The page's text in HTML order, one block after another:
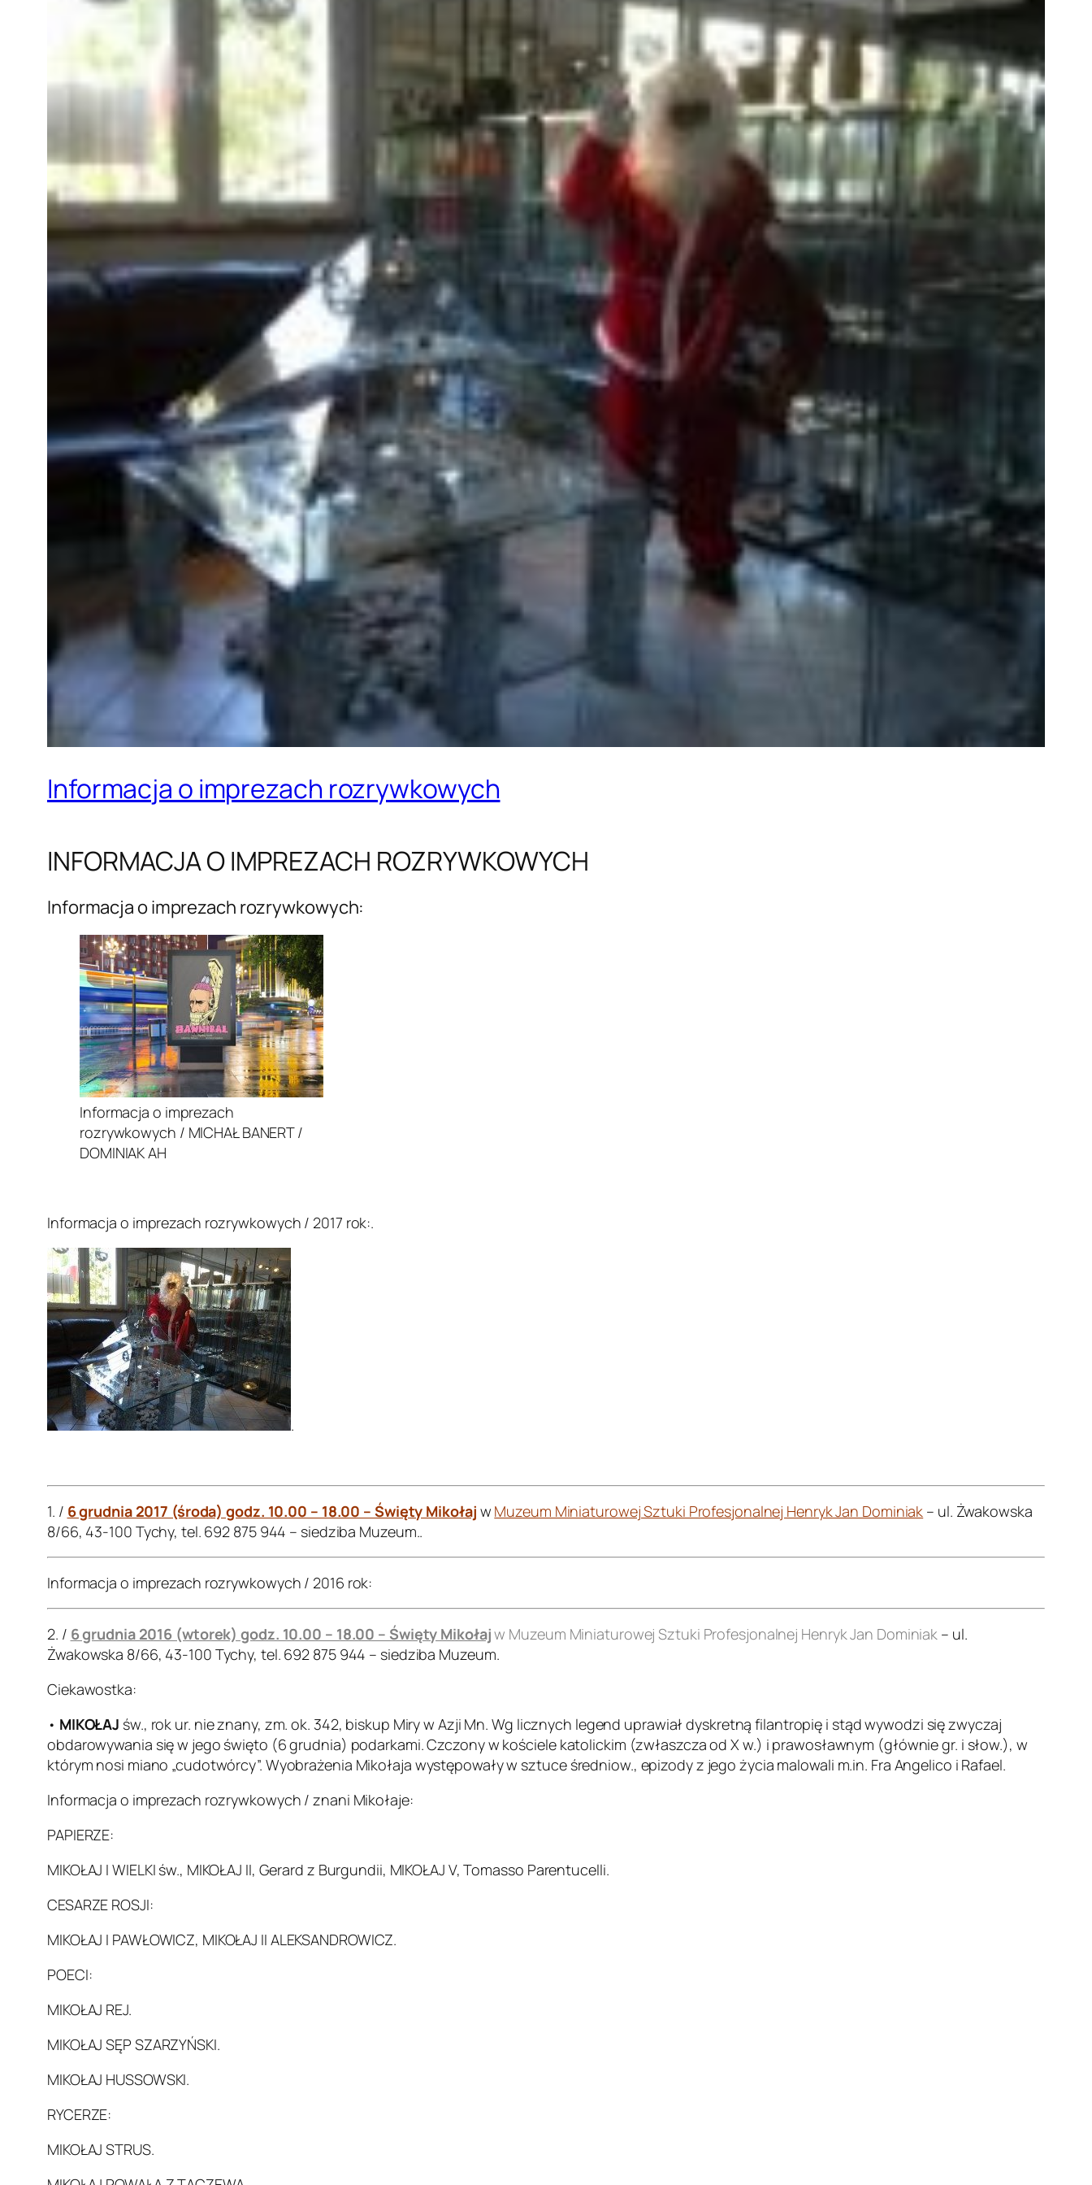
Informacja o imprezach rozrywkowych
INFORMACJA O IMPREZACH ROZRYWKOWYCH
Informacja o imprezach rozrywkowych:
Informacja o imprezach
rozrywkowych / MICHAŁ BANERT /
DOMINIAK AH
Informacja o imprezach rozrywkowych / 2017 rok:.
.
1. / 6 grudnia 2017 (środa) godz. 10.00 – 18.00 – Święty Mikołaj w Muzeum Miniaturowej Sztuki Profesjonalnej Henryk Jan Dominiak – ul. Żwakowska
8/66, 43-100 Tychy, tel. 692 875 944 – siedziba Muzeum..
Informacja o imprezach rozrywkowych / 2016 rok:
2. / 6 grudnia 2016 (wtorek) godz. 10.00 – 18.00 – Święty Mikołajw Muzeum Miniaturowej Sztuki Profesjonalnej Henryk Jan Dominiak – ul.
Żwakowska 8/66, 43-100 Tychy, tel. 692 875 944 – siedziba Muzeum.
Ciekawostka:
• MIKOŁAJ św., rok ur. nie znany, zm. ok. 342, biskup Miry w Azji Mn. Wg licznych legend uprawiał dyskretną filantropię i stąd wywodzi się zwyczaj
obdarowywania się w jego święto (6 grudnia) podarkami. Czczony w kościele katolickim (zwłaszcza od X w.) i prawosławnym (głównie gr. i słow.), w
którym nosi miano „cudotwórcy”. Wyobrażenia Mikołaja występowały w sztuce średniow., epizody z jego życia malowali m.in. Fra Angelico i Rafael.
Informacja o imprezach rozrywkowych / znani Mikołaje:
PAPIERZE:
MIKOŁAJ I WIELKI św., MIKOŁAJ II, Gerard z Burgundii, MIKOŁAJ V, Tomasso Parentucelli.
CESARZE ROSJI:
MIKOŁAJ I PAWŁOWICZ, MIKOŁAJ II ALEKSANDROWICZ.
POECI:
MIKOŁAJ REJ.
MIKOŁAJ SĘP SZARZYŃSKI.
MIKOŁAJ HUSSOWSKI.
RYCERZE:
MIKOŁAJ STRUS.